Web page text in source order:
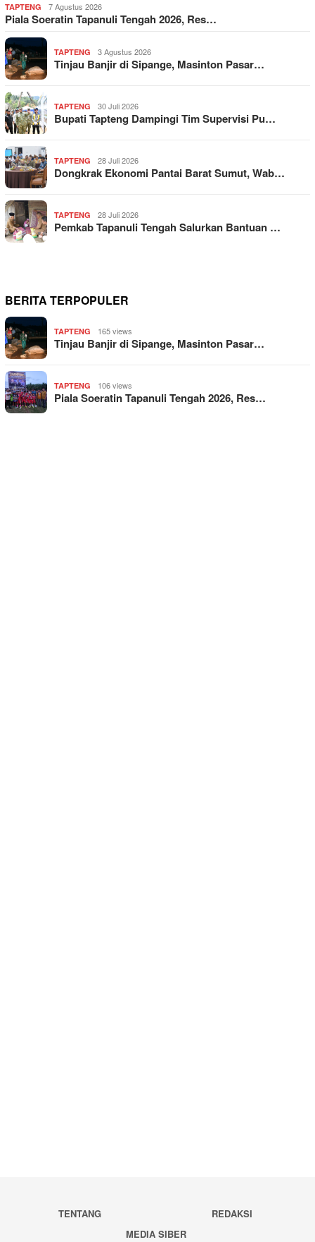
TAPTENG 7 Agustus 2026
Piala Soeratin Tapanuli Tengah 2026, Res…
TAPTENG 3 Agustus 2026
Tinjau Banjir di Sipange, Masinton Pasar…
TAPTENG 30 Juli 2026
Bupati Tapteng Dampingi Tim Supervisi Pu…
TAPTENG 28 Juli 2026
Dongkrak Ekonomi Pantai Barat Sumut, Wab…
TAPTENG 28 Juli 2026
Pemkab Tapanuli Tengah Salurkan Bantuan …
BERITA TERPOPULER
TAPTENG 165 views
Tinjau Banjir di Sipange, Masinton Pasar…
TAPTENG 106 views
Piala Soeratin Tapanuli Tengah 2026, Res…
TENTANG
REDAKSI
MEDIA SIBER